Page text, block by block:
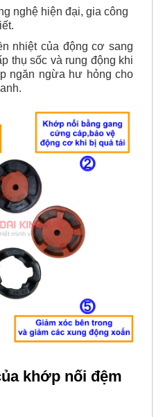
nghệ hiện đại, gia công
nhiệt của động cơ sang
thụ sốc và rung động khi
ngăn ngừa hư hỏng cho
khớp nối đệm